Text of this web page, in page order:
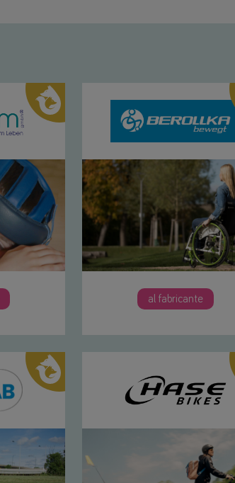
al fabricante